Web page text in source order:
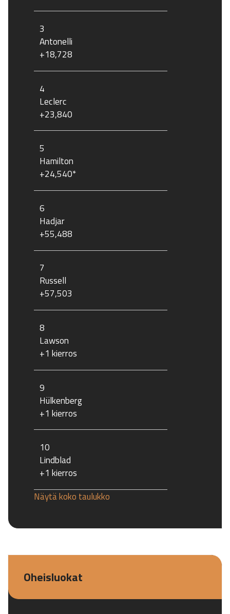
3
Antonelli
+18,728
4
Leclerc
+23,840
5
Hamilton
+24,540*
6
Hadjar
+55,488
7
Russell
+57,503
8
Lawson
+1 kierros
9
Hülkenberg
+1 kierros
10
Lindblad
+1 kierros
Näytä koko taulukko
Oheisluokat